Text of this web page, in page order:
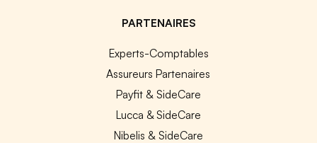
PARTENAIRES
Experts-Comptables
Assureurs Partenaires
Payfit & SideCare
Lucca & SideCare
Nibelis & SideCare